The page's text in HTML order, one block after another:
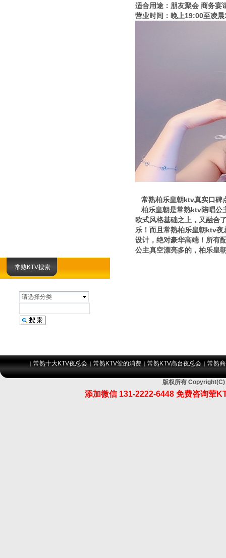
常熟KTV搜索
请选择分类
适合用途：朋友聚会 商务宴
营业时间：晚上19:00至凌
常熟柏乐皇朝ktv真实口碑
柏乐皇朝是常熟ktv陪唱公
欧式风格基础之上，又融合
乐！而且常熟柏乐皇朝ktv
设计，绝对豪华高端！所有
公主真空漂亮多的，柏乐皇
| 常熟十大KTV夜总会 | 常熟KTV荤的消费 | 常熟KTV高台夜总会 | 常熟
版权所有 Copyright(C)
添加微信 131-2222-6448 免费咨询荤